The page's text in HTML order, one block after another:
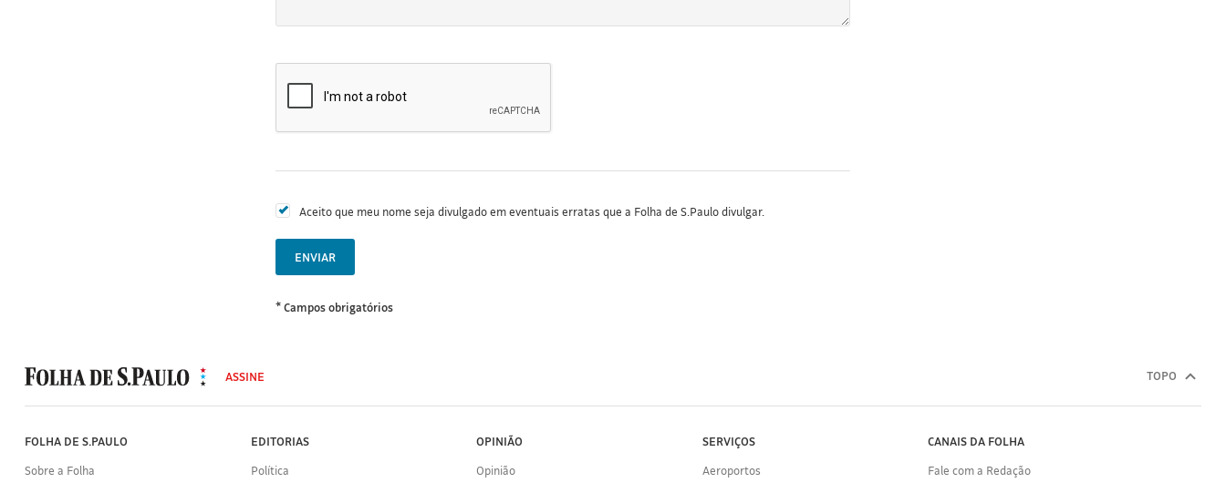
Aceito que meu nome seja divulgado em eventuais erratas que a Folha de S.Paulo divulgar.
ENVIAR
* Campos obrigatórios
Folha
de
S.Paulo
ASSINE TOPO
FOLHA DE S.PAULO
Sobre a Folha
EDITORIAS
Política
OPINIÃO
Opinião
SERVIÇOS
Aeroportos
CANAIS DA FOLHA
Fale com a Redação